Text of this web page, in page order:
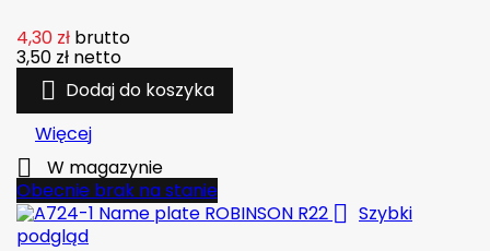
4,30 zł brutto
3,50 zł netto
 Dodaj do koszyka
Więcej

W magazynie
Obecnie brak na stanie
 Szybki
podgląd